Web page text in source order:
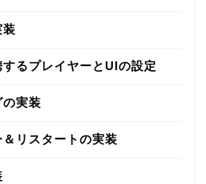
装
るプレイヤーとUIの設定
実装
リスタートの実装